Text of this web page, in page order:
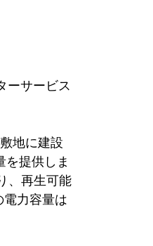
ーサービス
地に建設
提供しま
、再生可能
力容量は